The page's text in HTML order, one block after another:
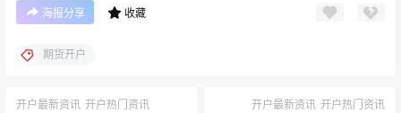
海报分享 收藏
期货开户
开户最新资讯 开户热门资讯 开户最新资讯 开户热门资讯